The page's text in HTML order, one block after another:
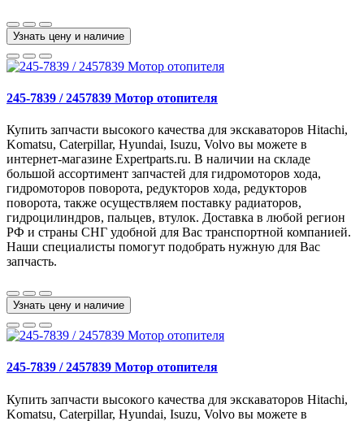
Узнать цену и наличие
245-7839 / 2457839 Мотор отопителя
Купить запчасти высокого качества для экскаваторов Hitachi,
Komatsu, Caterpillar, Hyundai, Isuzu, Volvo вы можете в
интернет-магазине Expertparts.ru. В наличии на складе
большой ассортимент запчастей для гидромоторов хода,
гидромоторов поворота, редукторов хода, редукторов
поворота, также осуществляем поставку радиаторов,
гидроцилиндров, пальцев, втулок. Доставка в любой регион
РФ и страны СНГ удобной для Вас транспортной компанией.
Наши специалисты помогут подобрать нужную для Вас
запчасть.
Узнать цену и наличие
245-7839 / 2457839 Мотор отопителя
Купить запчасти высокого качества для экскаваторов Hitachi,
Komatsu, Caterpillar, Hyundai, Isuzu, Volvo вы можете в